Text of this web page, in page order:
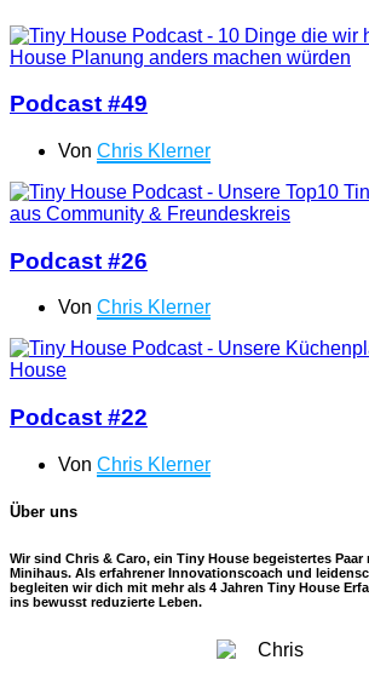
Podcast #49
Von Chris Klerner
Podcast #26
Von Chris Klerner
Podcast #22
Von Chris Klerner
Über uns
Wir sind Chris & Caro, ein Tiny House begeistertes
Minihaus. Als erfahrener Innovationscoach und
begleiten wir dich mit mehr als 4 Jahren Tiny House
ins bewusst reduzierte Leben.